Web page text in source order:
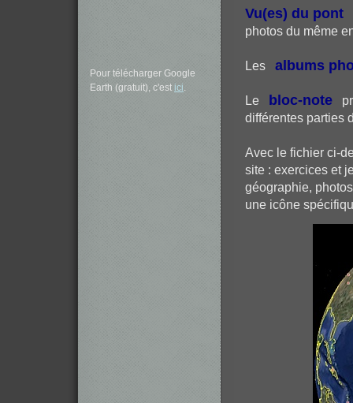
Vu(es) du pont
photos du même
Les albums
Le bloc-note
différentes parties
Avec le fichier ci-
site : exercices et
géographie,
une icône
Pour télécharger Google
Earth (gratuit), c'est ici.